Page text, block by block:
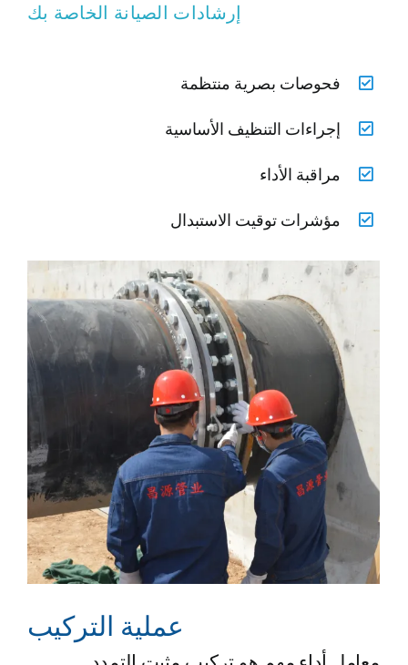
إرشادات الصيانة الخاصة بك
فحوصات بصرية منتظمة
إجراءات التنظيف الأساسية
مراقبة الأداء
مؤشرات توقيت الاستبدال
عملية التركيب